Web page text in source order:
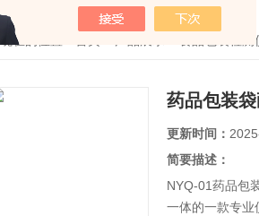
现在的位置： 食品包装检测
药品包装
更新时间：
简要描述：
NYQ-01药品包
一体的一款专业